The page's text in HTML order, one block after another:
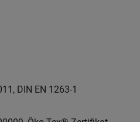
DIN EN 1263-1